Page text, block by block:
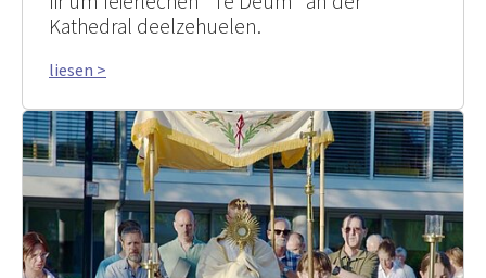
Kathedral deelzehuelen.
liesen >